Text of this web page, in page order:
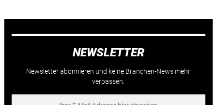
NEWSLETTER
Newsletter abonnieren und keine Branchen-News mehr
verpassen.